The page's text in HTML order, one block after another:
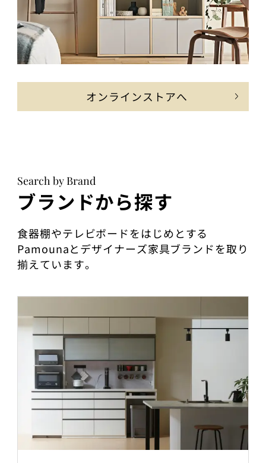
オンラインストアへ
Search by Brand
ブランドから探す
食器棚やテレビボードをはじめとする
Pamounaとデザイナーズ家具ブランドを取り
揃えています。